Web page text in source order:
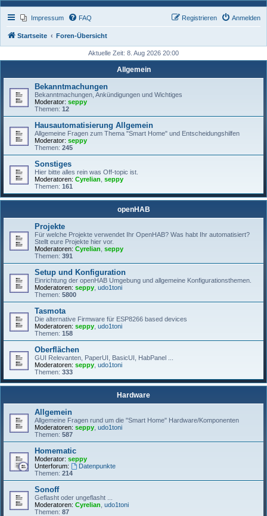
Impressum FAQ Anmelden
Registrieren
Startseite Foren-Übersicht
Aktuelle Zeit: 8. Aug 2026 20:00
Allgemein
Bekanntmachungen
Bekanntmachungen, Ankündigungen und Wichtiges
Moderator: seppy
Themen: 12
Hausautomatisierung Allgemein
Allgemeine Fragen zum Thema "Smart Home" und Entscheidungshilfen
Moderator: seppy
Themen: 245
Sonstiges
Hier bitte alles rein was Off-topic ist.
Moderatoren: Cyrelian seppy
Themen: 161
openHAB
Projekte
Für welche Projekte verwendet Ihr OpenHAB? Was habt Ihr automatisiert?
Stellt eure Projekte hier vor.
Moderatoren: Cyrelian seppy
Themen: 391
Setup und Konfiguration
Einrichtung der openHAB Umgebung und allgemeine Konfigurationsthemen.
Moderatoren: seppy udo1toni
Themen: 5800
Tasmota
Die alternative Firmware für ESP8266 based devices
Moderatoren: seppy udo1toni
Themen: 158
Oberflächen
GUI Relevanten, PaperUI, BasicUI, HabPanel ...
Moderatoren: seppy udo1toni
Themen: 333
Hardware
Allgemein
Allgemeine Fragen rund um die "Smart Home" Hardware/Komponenten
Moderatoren: seppy udo1toni
Themen: 587
Homematic
Moderator: seppy
Unterforum:
Datenpunkte
Themen: 214
Sonoff
Geflasht oder ungeflasht ...
Moderatoren: Cyrelian udo1toni
Themen: 87